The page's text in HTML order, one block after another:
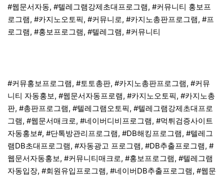
#웹문서자동, #텔레그램강제초대프로그램, #커뮤니티 홍보프
로그램, #카지노오토픽, #커뮤니로, #카지노총판프로그램, #프
로그램, #홍보프로그램, #텔레그램, #커뮤니티
#커뮤홍보프로그램, #토토총판, #카지노총판프로그램, #커뮤
니티 자동홍보, #웹문서자동프로램, #카지노오토픽, #카지노총
판, #총판프로그램, #텔레그램오토픽, #텔레그램강제초대프로
그램, #웹문서매크로, #네이버디비프로그램, #먹튀검증사이트
자동홍보#, #단톡방관리프로그램, #DB해킹프로그램, #텔레그
램DB초대프로그램, #자동광고 프로그램, #DB추출프로그램, #
웹문서자동홍보, #커뮤니티매크로, #홍보프로그램, #텔레그램
자동입장, #회원유입프로그램, #네이버DB추출프로그램, #웹문